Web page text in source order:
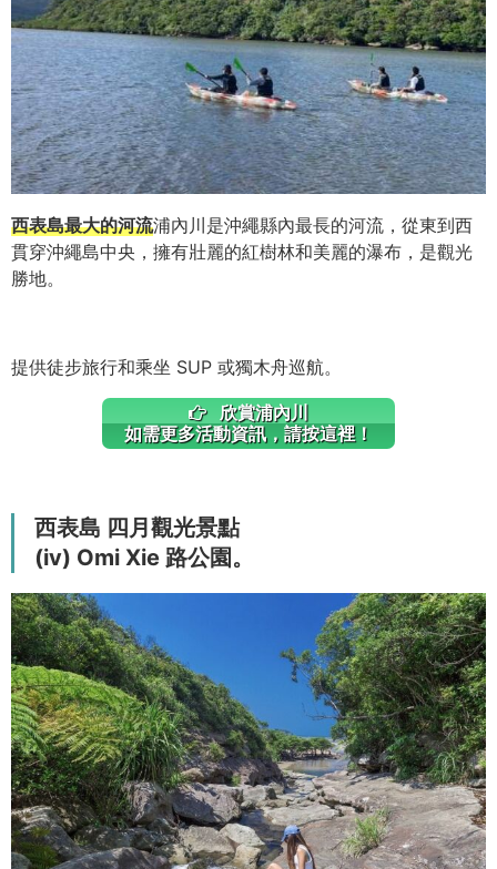
西表島最大的河流浦內川是沖繩縣內最長的河流，從東到西
貫穿沖繩島中央，擁有壯麗的紅樹林和美麗的瀑布，是觀光
勝地。
提供徒步旅行和乘坐 SUP 或獨木舟巡航。
欣賞浦內川
如需更多活動資訊，請按這裡！
西表島 四月觀光景點
(iv) Omi Xie 路公園。